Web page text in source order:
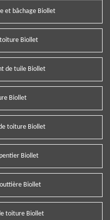
et bâchage Biollet
Biollet
de tuile Biollet
Biollet
toiture Biollet
Biollet
Biollet
toiture Biollet